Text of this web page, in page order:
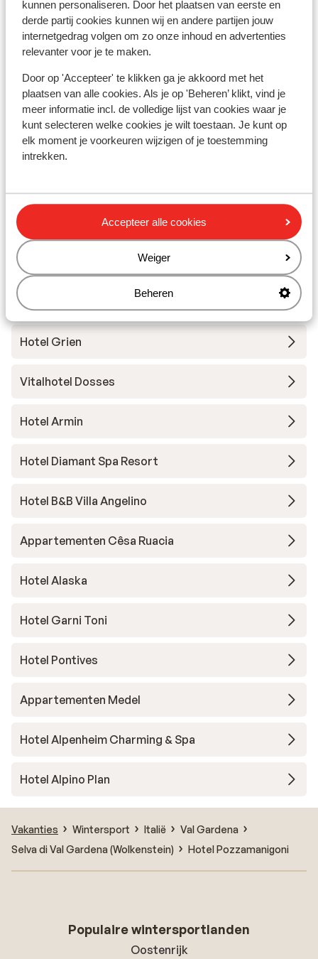
kunnen personaliseren. Door het plaatsen van eerste en
derde partij cookies kunnen wij en andere partijen jouw
internetgedrag volgen om zo onze inhoud en advertenties
relevanter voor je te maken.
Door op 'Accepteer' te klikken ga je akkoord met het
plaatsen van alle cookies. Als je op 'Beheren’ klikt, vind je
meer informatie incl. de volledige lijst van cookies waar je
kunt selecteren welke cookies je wilt toestaan. Je kunt op
elk moment je voorkeuren wijzigen of je toestemming
intrekken.
Accepteer alle cookies
Weiger
Beheren
Skipas
Skilessen
Skimateriaal
Gardena
Hotel Ingram
Hotel Digon
Hotel Grien
Vitalhotel Dosses
Hotel Armin
Hotel Diamant Spa Resort
Hotel B&B Villa Angelino
Appartementen Cêsa Ruacia
Hotel Alaska
Hotel Garni Toni
Hotel Pontives
Appartementen Medel
Hotel Alpenheim Charming & Spa
Hotel Alpino Plan
Vakanties Wintersport Italië
Val Gardena
Selva di Val Gardena (Wolkenstein)
Hotel Pozzamanigoni
Populaire wintersportlanden
Oostenrijk